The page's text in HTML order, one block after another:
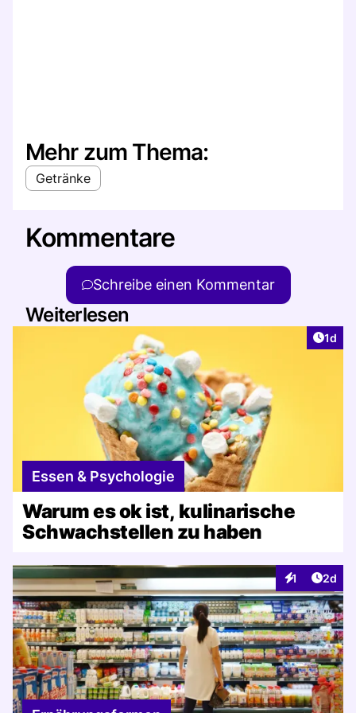
Mehr zum Thema:
Getränke
Kommentare
Schreibe einen Kommentar
Weiterlesen
1d
Essen & Psychologie
Warum es ok ist, kulinarische
Schwachstellen zu haben
1
Interaktionen
2d